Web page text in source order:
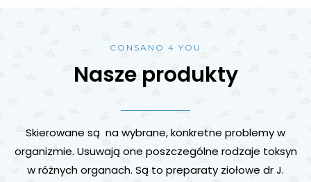
CONSANO 4 YOU
Nasze produkty
Skierowane są na wybrane, konkretne problemy w
organizmie. Usuwają one poszczególne rodzaje toksyn
w różnych organach. Są to preparaty ziołowe dr J.